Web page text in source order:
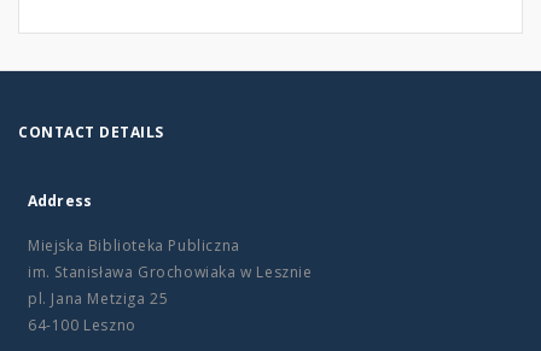
CONTACT DETAILS
Address
Miejska Biblioteka Publiczna
im. Stanisława Grochowiaka w Lesznie
pl. Jana Metziga 25
64-100 Leszno